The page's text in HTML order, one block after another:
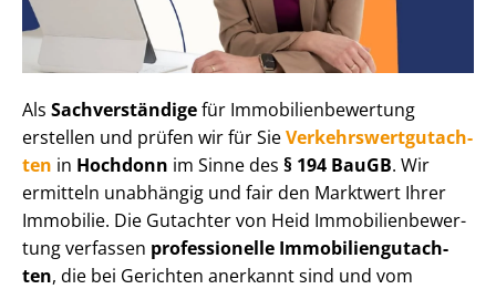
Als Sachverständigefür Im­mo­bi­li­en­be­wer­tung
erstellen und prüfen wir für SieVer­kehrs­wert­gut­ach­
ten in Hochdonn im Sinne des § 194 BauGB. Wir
ermitteln unabhängig und fair den Marktwert Ihrer
Immobilie. Die Gutachter von Heid Im­mo­bi­li­en­be­wer­
tung verfassen professionelle Im­mo­bi­li­en­gut­ach­
ten, die bei Gerichten anerkannt sind und vom